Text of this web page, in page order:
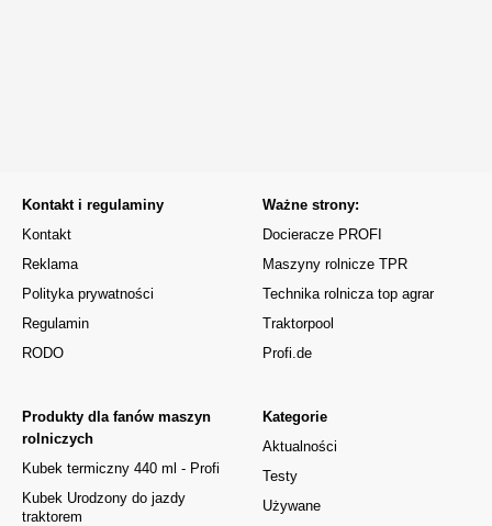
Kontakt i regulaminy
Kontakt
Reklama
Polityka prywatności
Regulamin
RODO
Kategorie
Aktualności
Testy
Używane
Produkty dla fanów maszyn
rolniczych
Kubek termiczny 440 ml - Profi
Kubek Urodzony do jazdy
traktorem
Ważne strony:
Docieracze PROFI
Maszyny rolnicze TPR
Technika rolnicza top agrar
Traktorpool
Profi.de